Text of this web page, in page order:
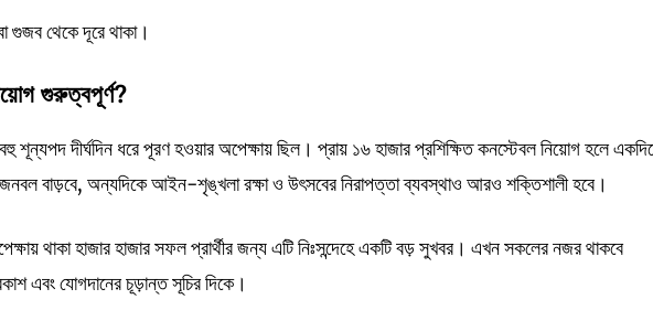
গুজব থেকে দূরে থাকা।
গুরুত্বপূর্ণ?
শূন্যপদ দীর্ঘদিন ধরে পূরণ হওয়ার অপেক্ষায় ছিল। প্রায় ১৬ হাজার প্রশিক্ষিত কনস্টেবল নিয়োগ হলে
বাড়বে, অন্যদিকে আইন-শৃঙ্খলা রক্ষা ও উৎসবের নিরাপত্তা ব্যবস্থাও আরও শক্তিশালী হবে।
থাকা হাজার হাজার সফল প্রার্থীর জন্য এটি নিঃসন্দেহে একটি বড় সুখবর। এখন সকলের নজর থাকবে
এবং যোগদানের চূড়ান্ত সূচির দিকে।